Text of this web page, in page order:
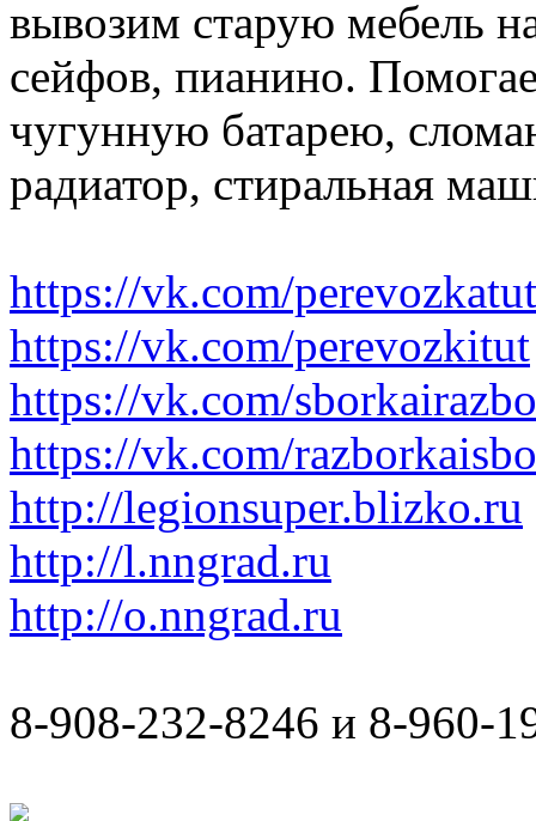
вывозим старую мебель
сейфов, пианино.
чугунную батарею,
радиатор, стиральная
https://vk.com/perevozkatut
https://vk.com/perevozkitut
https://vk.com/
https://vk.com/
http://legionsuper.blizko.ru
http://l.nngrad.ru
http://o.nngrad.ru
8-908-232-8246 и 8-960-